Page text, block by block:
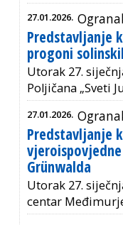
27.01.2026.
Predstavljanje
progoni
Utorak 27.
Poljičana „Sveti
27.01.2026.
Predstavljanje
Grünwalda
Utorak 27.
centar